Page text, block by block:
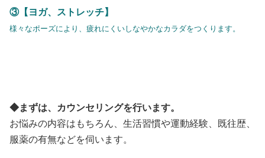
③【ヨガ、ストレッチ】
様々なポーズにより、疲れにくいしなやかなカラダをつくります。
◆まずは、カウンセリングを行います。
お悩みの内容はもちろん、生活習慣や運動経験、既往歴、
服薬の有無などを伺います。